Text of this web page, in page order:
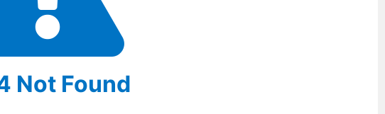
Not Found